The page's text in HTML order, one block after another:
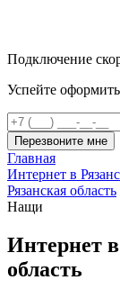
Подключение
Успейте
Перезвоните мне
Главная
Интернет в
Рязанская область
Нащи
Интернет
область